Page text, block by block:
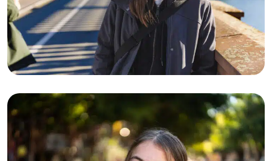
23-04-2026
Daan (24): “Ik wilde vooral dat iemand
ons eindelijk serieus nam”